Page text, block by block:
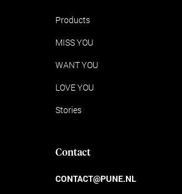
Products
MISS YOU
WANT YOU
LOVE YOU
Stories
Contact
CONTACT@PUNE.NL